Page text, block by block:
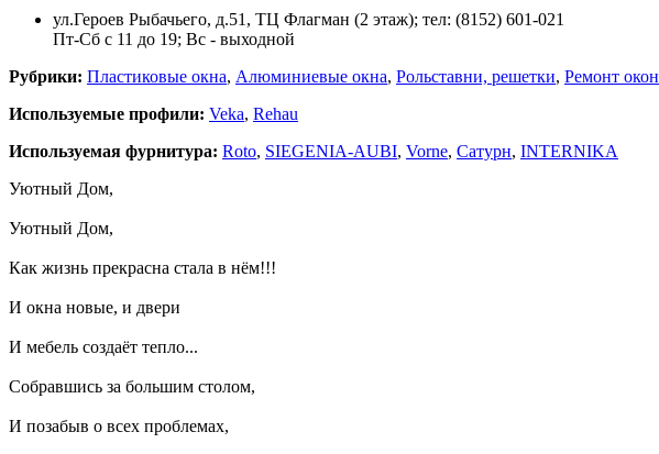
ул.Героев Рыбачьего, д.51, ТЦ Флагман (2 этаж); тел: (8152) 601-021
Пт-Сб с 11 до 19; Вс - выходной
Рубрики: Пластиковые окна, Алюминиевые окна, Рольставни, решетки, Ремонт окон
Используемые профили: Veka, Rehau
Используемая фурнитура: Roto, SIEGENIA-AUBI, Vorne, Сатурн, INTERNIKA
Уютный Дом,
Уютный Дом,
Как жизнь прекрасна стала в нём!!!
И окна новые, и двери
И мебель создаёт тепло...
Собравшись за большим столом,
И позабыв о всех проблемах,